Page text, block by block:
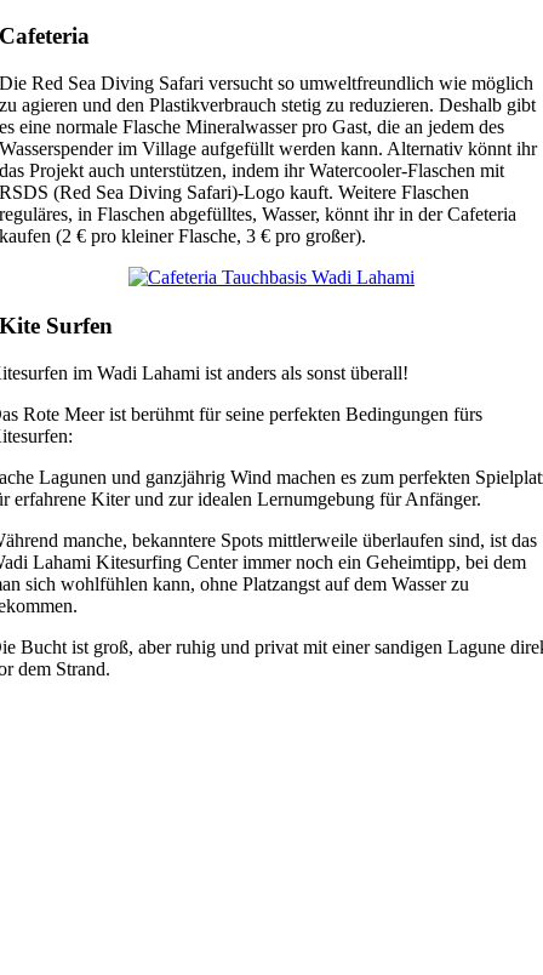
Cafeteria
Die Red Sea Diving Safari versucht so umweltfreundlich wie möglich
zu agieren und den Plastikverbrauch stetig zu reduzieren. Deshalb gibt
es eine normale Flasche Mineralwasser pro Gast, die an jedem des
Wasserspender im Village aufgefüllt werden kann. Alternativ könnt ihr
das Projekt auch unterstützen, indem ihr Watercooler-Flaschen mit
RSDS (Red Sea Diving Safari)-Logo kauft. Weitere Flaschen
reguläres, in Flaschen abgefülltes, Wasser, könnt ihr in der Cafeteria
kaufen (2 € pro kleiner Flasche, 3 € pro großer).
Kite Surfen
im Wadi Lahami ist anders als sonst überall!
Rote Meer ist berühmt für seine perfekten Bedingungen fürs
Lagunen und ganzjährig Wind machen es zum perfekten
erfahrene Kiter und zur idealen Lernumgebung für Anfänger.
manche, bekanntere Spots mittlerweile überlaufen sind, ist das
Lahami Kitesurfing Center immer noch ein Geheimtipp, bei dem
sich wohlfühlen kann, ohne Platzangst auf dem Wasser zu
Bucht ist groß, aber ruhig und privat mit einer sandigen Lagune
dem Strand.